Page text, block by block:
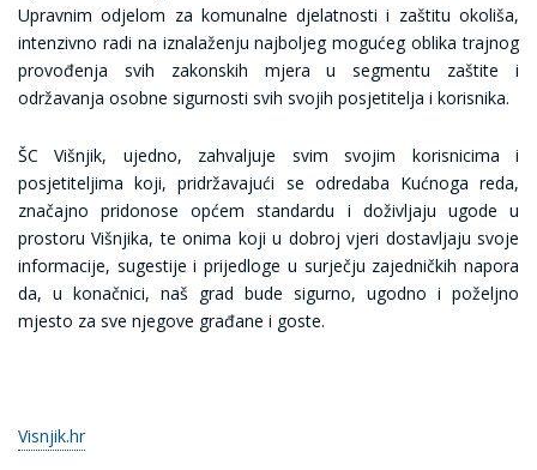
Upravnim odjelom za komunalne djelatnosti i zaštitu okoliša,
intenzivno radi na iznalaženju najboljeg mogućeg oblika trajnog
provođenja svih zakonskih mjera u segmentu zaštite i
održavanja osobne sigurnosti svih svojih posjetitelja i korisnika.
ŠC Višnjik, ujedno, zahvaljuje svim svojim korisnicima i
posjetiteljima koji, pridržavajući se odredaba Kućnoga reda,
značajno pridonose općem standardu i doživljaju ugode u
prostoru Višnjika, te onima koji u dobroj vjeri dostavljaju svoje
informacije, sugestije i prijedloge u surječju zajedničkih napora
da, u konačnici, naš grad bude sigurno, ugodno i poželjno
mjesto za sve njegove građane i goste.
Visnjik.hr